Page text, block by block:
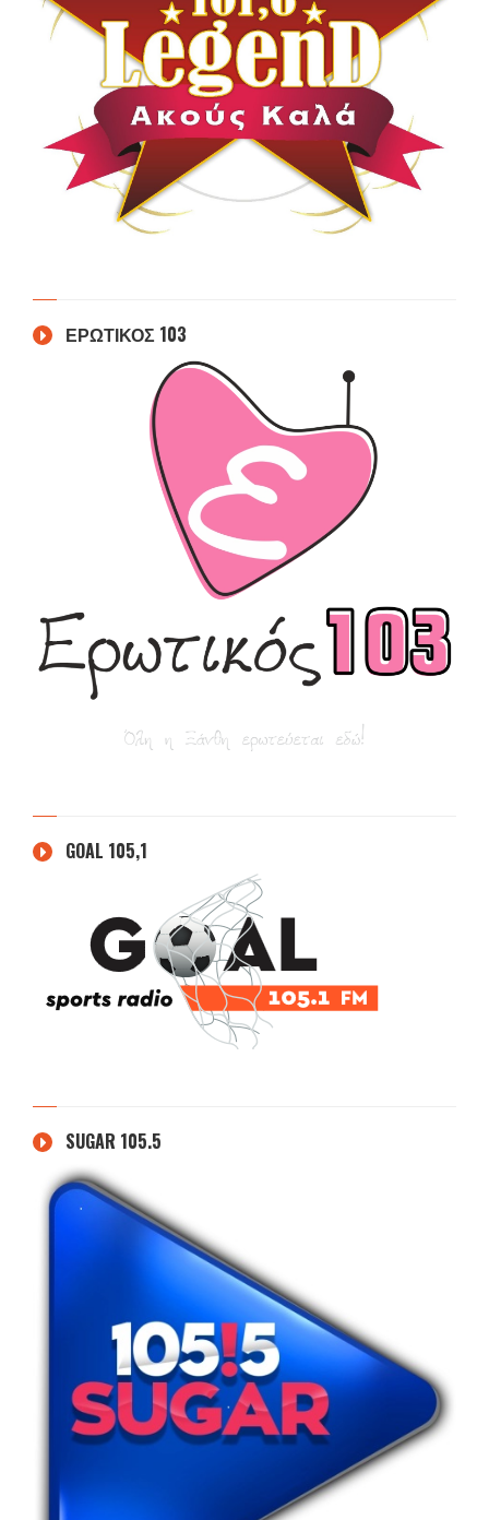
ΕΡΩΤΙΚΟΣ 103
GOAL 105,1
SUGAR 105.5